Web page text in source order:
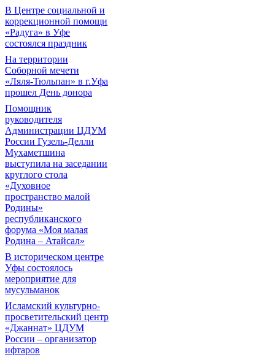
В Центре социальной и
коррекционной помощи
«Радуга» в Уфе
состоялся праздник
На территории
Соборной мечети
«Ляля-Тюльпан» в г.Уфа
прошел День донора
Помощник
руководителя
Администрации ЦДУМ
России Гузель-Делли
Мухаметшина
выступила на заседании
круглого стола
«Духовное
пространство малой
Родины»
республиканского
форума «Моя малая
Родина – Атайсал»
В историческом центре
Уфы состоялось
мероприятие для
мусульманок
Исламский культурно-
просветительский центр
«Джаннат» ЦДУМ
России – организатор
ифтаров